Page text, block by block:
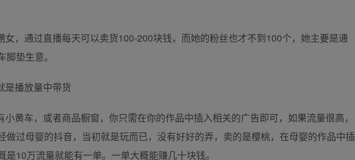
女，通过直播每天可以卖货100-200块钱，而她的粉丝也才不到100个，她主要是通
垫生意。
是播放量中带货
黄车，或者商品橱窗，你只需在你的作品中插入相关的广告即可，如果流量很高，
做过母婴的抖音，当初就是玩而已，没有好好的弄，卖的是樱桃，在母婴的作品中插
是10万流量就能有一单。一单大概能赚几十块钱。